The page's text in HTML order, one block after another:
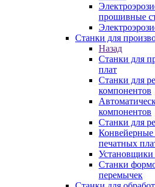
прошивные
Станки для
Назад
Станки для
плат
Станки для
компонентов
компонентов
Станки для
Конвейерные
печатных
Станки
перемычек